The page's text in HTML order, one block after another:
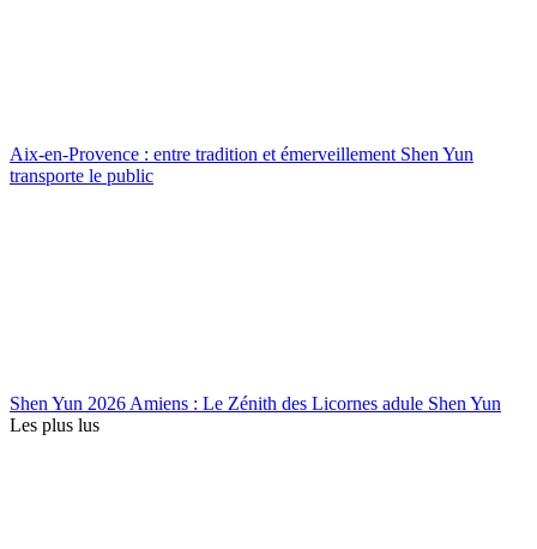
Aix-en-Provence : entre tradition et émerveillement Shen Yun
transporte le public
Shen Yun 2026 Amiens : Le Zénith des Licornes adule Shen Yun
Les plus lus